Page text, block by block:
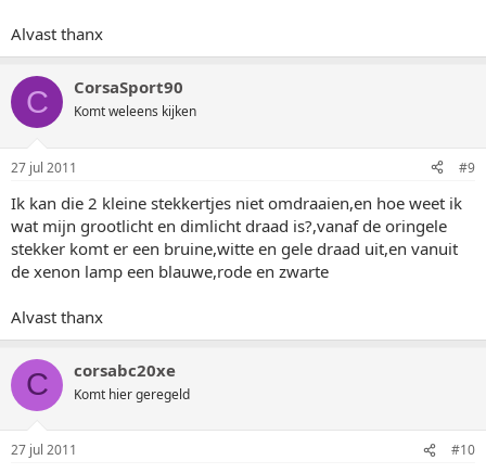
Alvast thanx
C CorsaSport90
Komt weleens kijken
27 jul 2011 #9
Ik kan die 2 kleine stekkertjes niet omdraaien,en hoe weet ik
wat mijn grootlicht en dimlicht draad is?,vanaf de oringele
stekker komt er een bruine,witte en gele draad uit,en vanuit
de xenon lamp een blauwe,rode en zwarte
Alvast thanx
C corsabc20xe
Komt hier geregeld
27 jul 2011 #10